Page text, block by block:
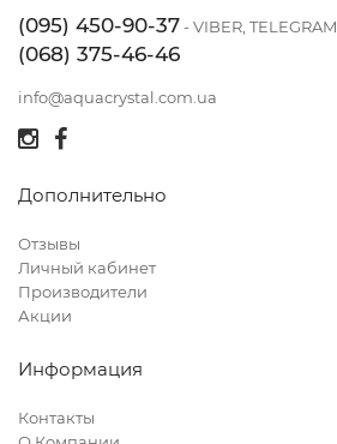
(095) 450-90-37- VIBER, TELEGRAM
(068) 375-46-46
info@aquacrystal.com.ua
Дополнительно
Отзывы
Личный кабинет
Производители
Акции
Информация
Контакты